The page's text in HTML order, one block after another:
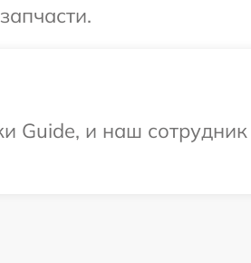
Guide, и наш сотрудник